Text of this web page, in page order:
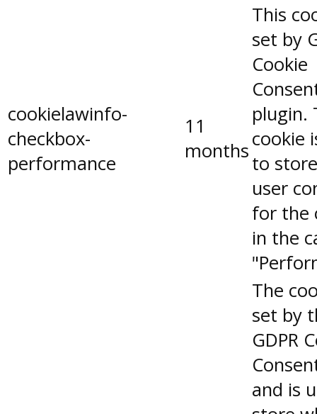
cookielawinfo-
checkbox-
performance
11
months
This
set by
Cookie
plugin.
cookie
to
user
for the
in the
The
set by
GDPR
and is